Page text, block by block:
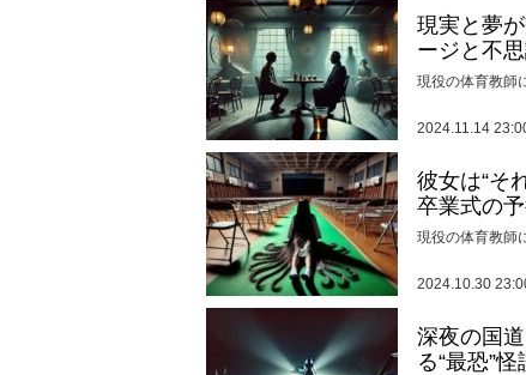
現実と夢
ージと不
現役の体育教師
2024.11.14
彼女は“そ
卒業式の予
現役の体育教師
2024.10.30
深夜の国
る“最恐”怪